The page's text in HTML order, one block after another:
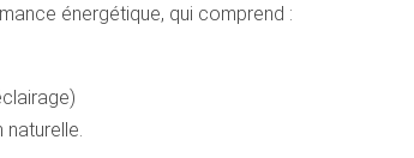
énergétique, qui comprend :
naturelle.